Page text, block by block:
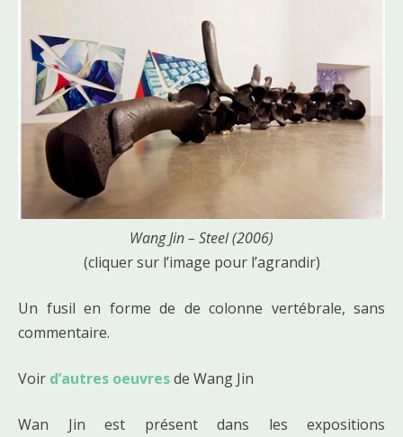
Wang Jin – Steel (2006)
(cliquer sur l’image pour l’agrandir)
Un fusil en forme de de colonne vertébrale, sans
commentaire.
Voir d’autres oeuvresde Wang Jin
Wan Jin est présent dans les expositions